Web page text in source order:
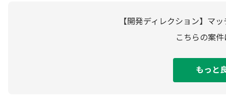
【開発ディレクション】マ
こちらの案
もっと